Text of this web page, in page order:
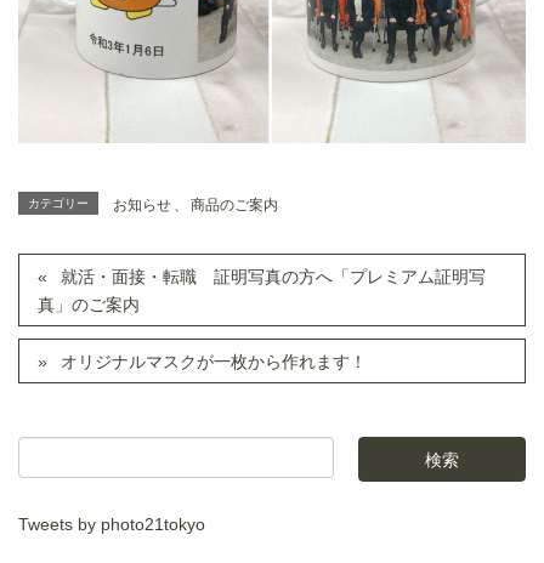
カテゴリー お知らせ 、 商品のご案内
就活・面接・転職 証明写真の方へ「プレミアム証明写
真」のご案内
オリジナルマスクが一枚から作れます！
Tweets by photo21tokyo